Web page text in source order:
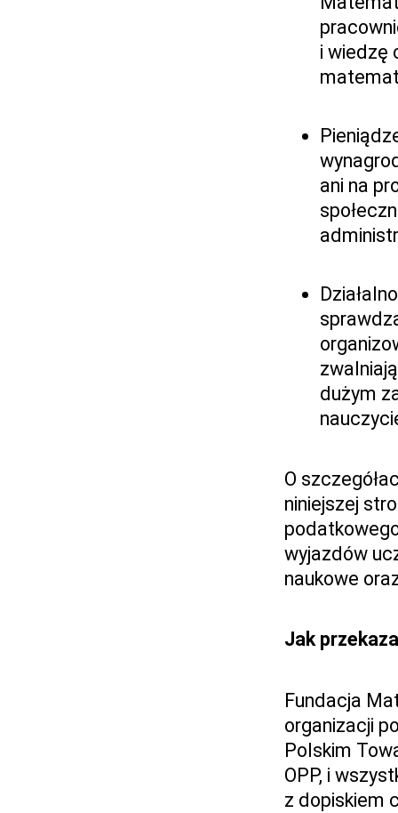
i wiedzę
ani na
dużym
O
niniejszej
wyjazdów
naukowe
Jak
Fundacja
organizacji
Polskim
OPP, i
z dopiskiem